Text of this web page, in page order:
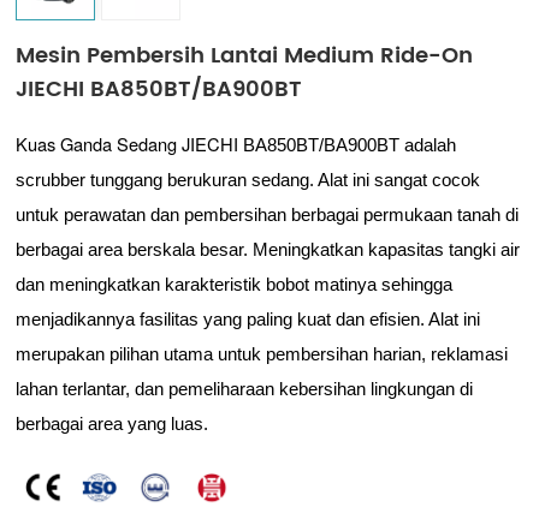
Mesin Pembersih Lantai Medium Ride-On
JIECHI BA850BT/BA900BT
Kuas Ganda Sedang JIECHI BA850BT/BA900BT adalah
scrubber tunggang berukuran sedang. Alat ini sangat cocok
untuk perawatan dan pembersihan berbagai permukaan tanah di
berbagai area berskala besar. Meningkatkan kapasitas tangki air
dan meningkatkan karakteristik bobot matinya sehingga
menjadikannya fasilitas yang paling kuat dan efisien. Alat ini
merupakan pilihan utama untuk pembersihan harian, reklamasi
lahan terlantar, dan pemeliharaan kebersihan lingkungan di
berbagai area yang luas.